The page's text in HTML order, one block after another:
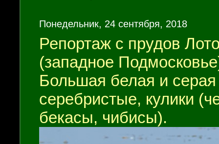
Понедельник, 24 сентября, 2018
Репортаж с прудов
(западное
Большая белая и
серебристые, кулики
бекасы, чибисы).